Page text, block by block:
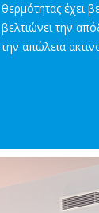
θερμότητας έχει
βελτιώνει την
την απώλεια